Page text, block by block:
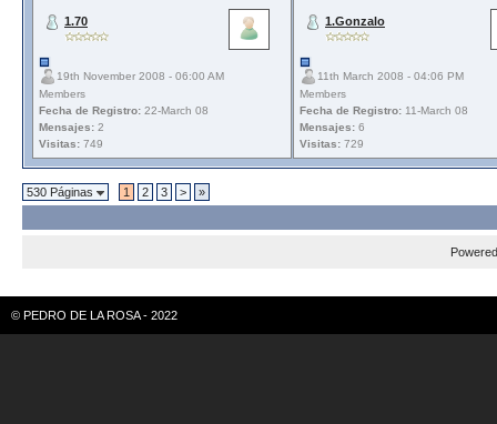
1.70
19th November 2008 - 06:00 AM
Members
Fecha de Registro: 22-March 08
Mensajes: 2
Visitas: 749
1.Gonzalo
11th March 2008 - 04:06 PM
Members
Fecha de Registro: 11-March 08
Mensajes: 6
Visitas: 729
530 Páginas 1 2 3 > »
© PEDRO DE LA ROSA - 2022